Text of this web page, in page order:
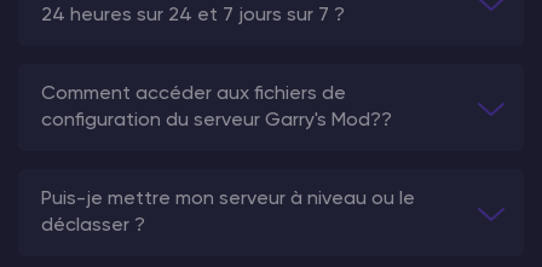
24 heures sur 24 et 7 jours sur 7 ?
Comment accéder aux fichiers de
configuration du serveur Garry's Mod??
Puis-je mettre mon serveur à niveau ou le
déclasser ?